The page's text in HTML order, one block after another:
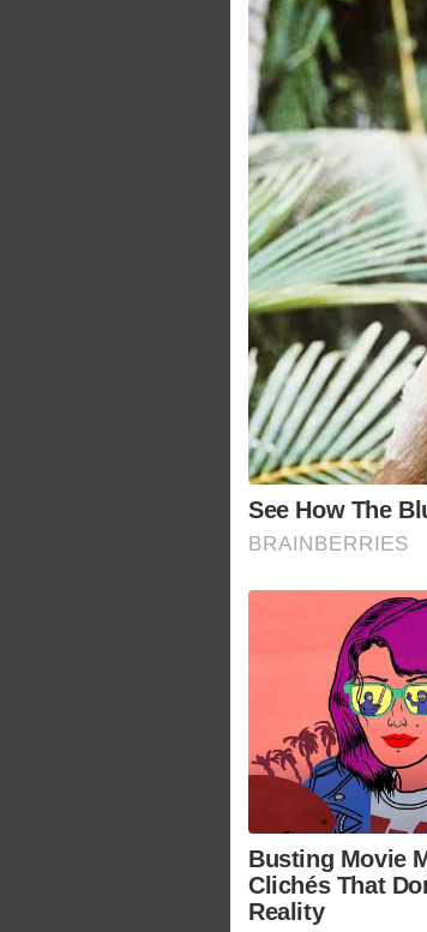
See How The
BRAINBERRIES
Busting Movie
Clichés That
Reality